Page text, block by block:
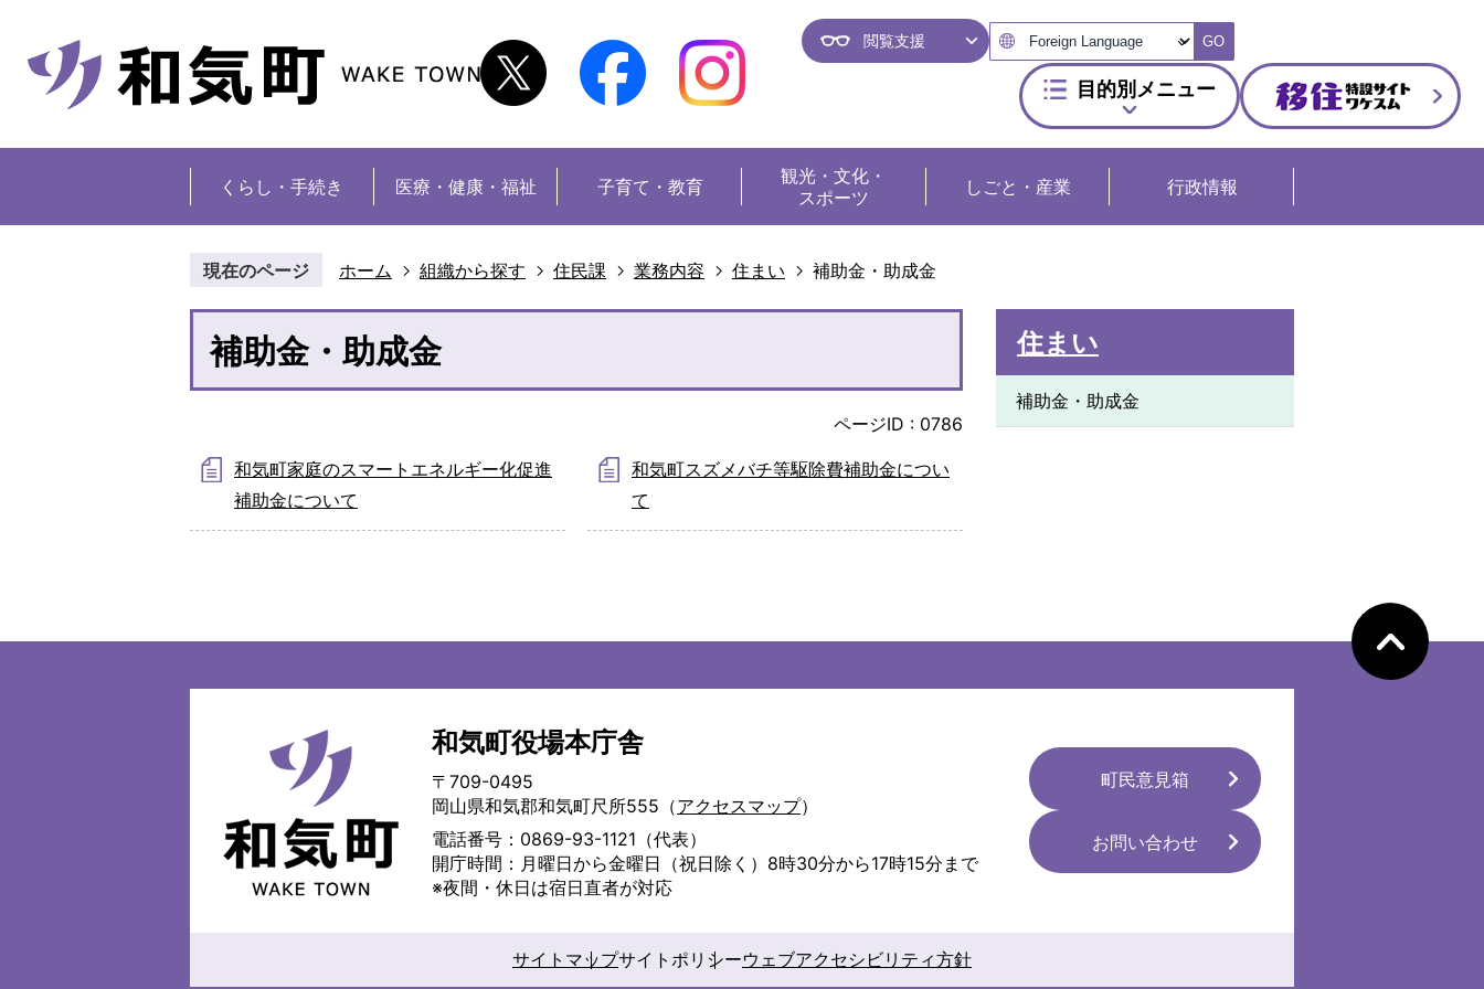
閲覧支援 GO
目的別メニュー
くらし・手続き 医療・健康・福祉 子育て・教育 観光・文化・
スポーツ
しごと・産業 行政情報
現在のページ ホーム 組織から探す 住民課 業務内容 住まい 補助金・助成金
補助金・助成金
ページID : 0786
和気町家庭のスマートエネルギー化促進
補助金について
和気町スズメバチ等駆除費補助金につい
て
住まい
補助金・助成金
ペ
ー
ジ
WAKE
TOWN
和気町役場本庁舎
〒709-0495
岡山県和気郡和気町尺所555（アクセスマップ）
電話番号：0869-93-1121（代表）
開庁時間：月曜日から金曜日（祝日除く）8時30分から17時15分まで
※夜間・休日は宿日直者が対応
町民意見箱
お問い合わせ
サイトマップサイトポリシーウェブアクセシビリティ方針